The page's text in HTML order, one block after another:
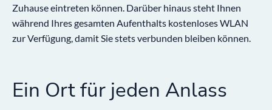
Zuhause eintreten können. Darüber hinaus steht Ihnen
während Ihres gesamten Aufenthalts kostenloses WLAN
zur Verfügung, damit Sie stets verbunden bleiben können.
Ein Ort für jeden Anlass